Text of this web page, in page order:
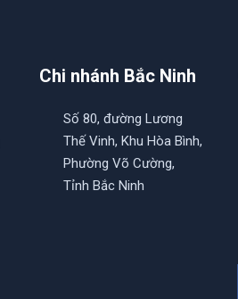
Chi nhánh Bắc Ninh
Số 80, đường Lương
Thế Vinh, Khu Hòa Bình,
Phường Võ Cường,
Tỉnh Bắc Ninh